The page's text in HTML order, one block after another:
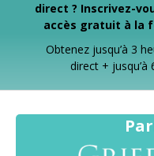
direct ? Inscrivez-
accès gratuit à la
Obtenez jusqu’à 3
direct + jusqu’à